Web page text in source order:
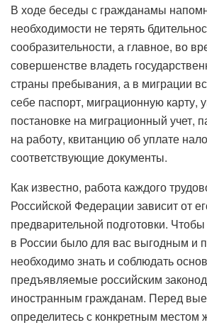
В ходе беседы с гражданамы
необходимости не терять
сообразительности, а главное, во
совершенстве владеть
страны пребывания, а в миграции
себе паспорт, миграционную карту,
постановке на миграционный учет,
на работу, квитанцию ​​об уплате
соответствующие документы.
Как известно, работа каждого
Российской Федерации зависит от
предварительной подготовки.
в России было для вас выгодным и
необходимо знать и соблюдать
предъявляемые российским
иностранным гражданам. Перед
определитесь с конкретным местом